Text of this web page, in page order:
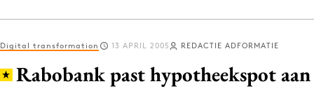
Log in
Digital transformation 13 APRIL 2005 REDACTIE ADFORMATIE
Rabobank past hypotheekspot aan